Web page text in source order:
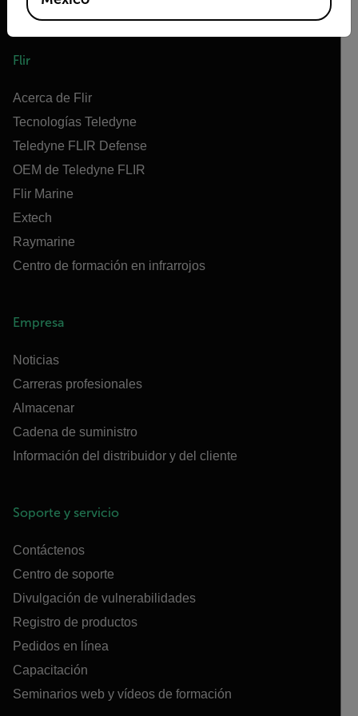
Flir
Acerca de Flir
Tecnologías Teledyne
Teledyne FLIR Defense
OEM de Teledyne FLIR
Flir Marine
Extech
Raymarine
Centro de formación en infrarrojos
Empresa
Noticias
Carreras profesionales
Almacenar
Cadena de suministro
Información del distribuidor y del cliente
Soporte y servicio
Contáctenos
Centro de soporte
Divulgación de vulnerabilidades
Registro de productos
Pedidos en línea
Capacitación
Seminarios web y vídeos de formación